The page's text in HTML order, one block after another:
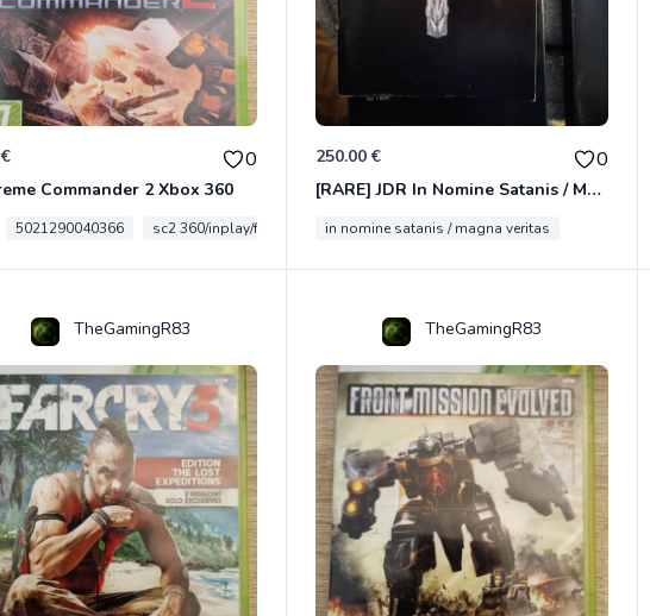
0
Commander 2 Xbox 360
5021290040366 sc2 360/inplay/fra
250.00 € 0
[RARE] JDR In Nomine Satanis / Magna Veritas – 1ère Édition BOÎTE (DOS BLANC, 1989) - CROC / Siroz
in nomine satanis / magna veritas
TheGamingR83 TheGamingR83